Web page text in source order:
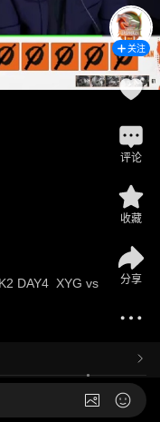
DAY4  XYG vs
关注
评论
收藏
分享